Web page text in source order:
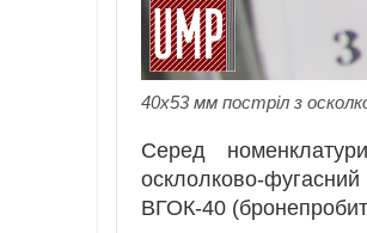
40х53 мм постріл з
Серед
осклолково-
ВГОК-40